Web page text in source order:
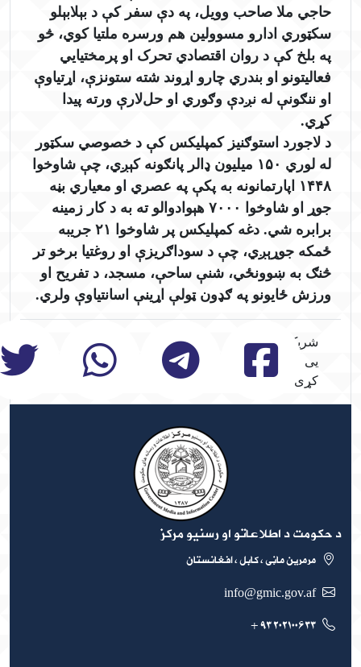
حاجي ملا صاحب وویل، په دې سفر کې د بېلابېلو
سکټوري ادارو مسوولین هم ورسره ملتیا کوي، څو
په بلخ کې د روان اقتصادي تحرک او پرمختیایي
فعالیتونو او بندري چارو اړوند شته ستونزې، اړتیاوې
او ننګونې له نږدې وګوري او حل‌لارې ورته پيدا
کړي.
د لاجورد استوګنیز کمپلیکس کې د خصوصي سکټور
له لوري ۱۵۰ میلیون ډالر پانګونه کېږي، چې شاوخوا
۱۴۴۸ اپارتمانونه به پکې په عصري او معیاري بڼه
جوړ او شاوخوا ۷۰۰۰ هېوادوالو ته به د کار زمینه
برابره شي. دغه کمپلیکس پر شاوخوا ۲۱ جریبه
ځمکه جوړېږي، چې د سوداګریزې او روغتیا برخو تر
څنګ به ښوونځي، شنې ساحې، مسجد، د تفریح او
ورزش ځایونو په ګډون ټولې اړینې اسانتیاوې ولري.
شریک
کړی
د حکومت د اطلاعاتو او رسنیو مرکز
مرمرین ماڼی ، کابل ، افغانستان
info@gmic.gov.af
۲۰۲۱۰۰۶۳۳ ۹۳ +